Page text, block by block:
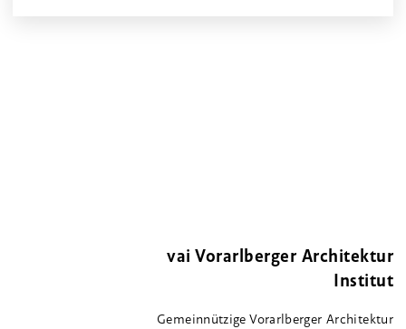
vai Vorarlberger Architektur
Institut
Gemeinnützige Vorarlberger Architektur